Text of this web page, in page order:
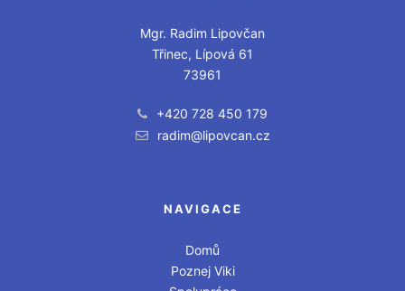
Mgr. Radim Lipovčan
Třinec, Lípová 61
73961
+420 728 450 179
radim@lipovcan.cz
NAVIGACE
Domů
Poznej Viki